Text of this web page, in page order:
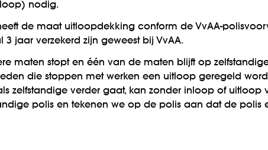
nodig.
de maat uitloopdekking conform de VvAA-
jaar verzekerd zijn geweest bij VvAA.
maten stopt en één van de maten blijft op
die stoppen met werken een uitloop geregeld
zelfstandige verder gaat, kan zonder inloop of uitloop
polis en tekenen we op de polis aan dat de polis